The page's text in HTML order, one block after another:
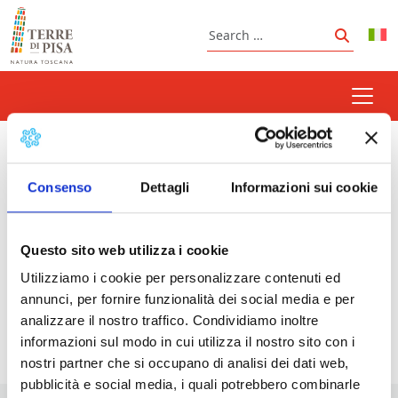
Consenso Dettagli Informazioni sui cookie
Questo sito web utilizza i cookie
Utilizziamo i cookie per personalizzare contenuti ed
annunci, per fornire funzionalità dei social media e per
analizzare il nostro traffico. Condividiamo inoltre
informazioni sul modo in cui utilizza il nostro sito con i
nostri partner che si occupano di analisi dei dati web,
pubblicità e social media, i quali potrebbero combinarle
Skip to content
Search
Search
uphill race track Saline-
Volterra
Prossimi eventi
<li>Non ci sono eventi con questo tag</li>